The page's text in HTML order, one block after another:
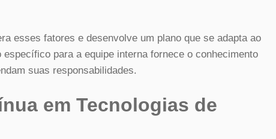
esses fatores e desenvolve um plano que se adapta ao
para a equipe interna fornece o conhecimento
suas responsabilidades.
em Tecnologias de